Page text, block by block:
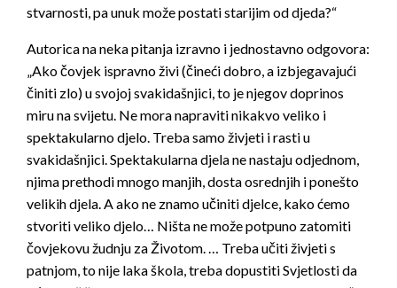
stvarnosti, pa unuk može postati starijim od djeda?“
Autorica na neka pitanja izravno i jednostavno odgovora:
„Ako čovjek ispravno živi (čineći dobro, a izbjegavajući
činiti zlo) u svojoj svakidašnjici, to je njegov doprinos
miru na svijetu. Ne mora napraviti nikakvo veliko i
spektakularno djelo. Treba samo živjeti i rasti u
svakidašnjici. Spektakularna djela ne nastaju odjednom,
njima prethodi mnogo manjih, dosta osrednjih i ponešto
velikih djela. A ako ne znamo učiniti djelce, kako ćemo
stvoriti veliko djelo… Ništa ne može potpuno zatomiti
čovjekovu žudnju za Životom. … Treba učiti živjeti s
patnjom, to nije laka škola, treba dopustiti Svjetlosti da